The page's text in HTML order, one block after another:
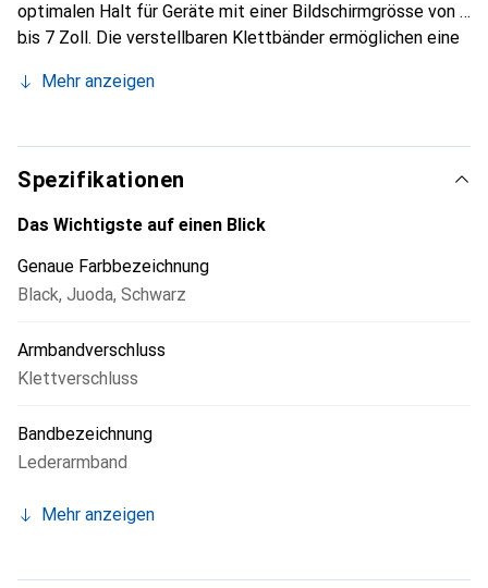
optimalen Halt für Geräte mit einer Bildschirmgrösse von 5
bis 7 Zoll. Die verstellbaren Klettbänder ermöglichen eine
Handgelenkgrössen, sodass ein bequemer Sitz
gedreht werden, was eine einfache Anpassung der
Sichtposition ermöglicht. Dieses Armband ist ideal für
aktive Nutzer, die ihr Gerät während sportlicher Aktivitäten
oder im Alltag stets griffbereit haben möchten. Die
Mobilis Universal Wrist Mount/Armband zu einer
wertvollen Ergänzung für jede mobile Nutzung.
Mehr anzeigen
Spezifikationen
Das Wichtigste auf einen Blick
Genaue Farbbezeichnung
Black, Juoda, Schwarz
Armbandverschluss
Klettverschluss
Bandbezeichnung
Lederarmband
Mehr anzeigen